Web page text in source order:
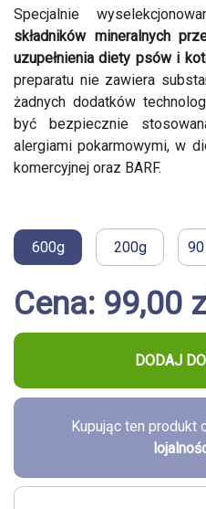
Specjalnie
składników mineralnych
uzupełnienia diety psów i
preparatu nie zawiera
żadnych dodatków
być bezpiecznie
alergiami pokarmowymi, w
komercyjnej oraz BARF.
600g 200g
Cena: 99,00
DODAJ
Kupując ten produkt